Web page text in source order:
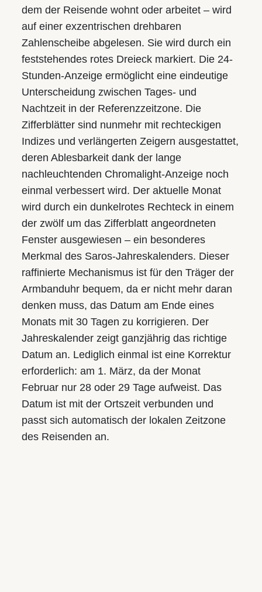
dem der Reisende wohnt oder arbeitet – wird
auf einer exzentrischen drehbaren
Zahlenscheibe abgelesen. Sie wird durch ein
feststehendes rotes Dreieck markiert. Die 24-
Stunden-Anzeige ermöglicht eine eindeutige
Unterscheidung zwischen Tages- und
Nachtzeit in der Referenz­zeitzone. Die
Zifferblätter sind nunmehr mit rechteckigen
Indizes und verlängerten Zeigern ausgestattet,
deren Ablesbarkeit dank der lange
nachleuchtenden Chromalight-Anzeige noch
einmal verbessert wird. Der aktuelle Monat
wird durch ein dunkelrotes Rechteck in einem
der zwölf um das Zifferblatt angeordneten
Fenster ausgewiesen – ein besonderes
Merkmal des Saros-Jahreskalenders. Dieser
raffinierte Mechanismus ist für den Träger der
Armbanduhr bequem, da er nicht mehr daran
denken muss, das Datum am Ende eines
Monats mit 30 Tagen zu korrigieren. Der
Jahreskalender zeigt ganzjährig das richtige
Datum an. Lediglich einmal ist eine Korrektur
erforderlich: am 1. März, da der Monat
Februar nur 28 oder 29 Tage aufweist. Das
Datum ist mit der Ortszeit verbunden und
passt sich automatisch der lokalen Zeitzone
des Reisenden an.